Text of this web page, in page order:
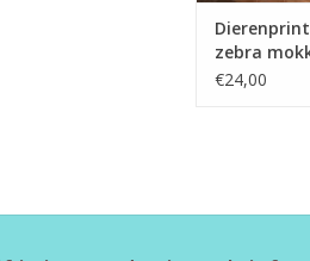
zebra
€24,00